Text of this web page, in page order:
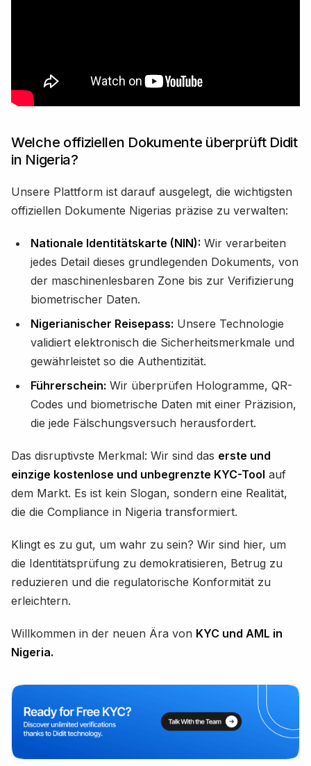
Welche offiziellen Dokumente überprüft Didit
in Nigeria?
Unsere Plattform ist darauf ausgelegt, die wichtigsten
offiziellen Dokumente Nigerias präzise zu verwalten:
Nationale Identitätskarte (NIN): Wir verarbeiten
jedes Detail dieses grundlegenden Dokuments, von
der maschinenlesbaren Zone bis zur Verifizierung
biometrischer Daten.
Nigerianischer Reisepass: Unsere Technologie
validiert elektronisch die Sicherheitsmerkmale und
gewährleistet so die Authentizität.
Führerschein: Wir überprüfen Hologramme, QR-
Codes und biometrische Daten mit einer Präzision,
die jede Fälschungsversuch herausfordert.
Das disruptivste Merkmal: Wir sind das erste und
einzige kostenlose und unbegrenzte KYC-Tool auf
dem Markt. Es ist kein Slogan, sondern eine Realität,
die die Compliance in Nigeria transformiert.
Klingt es zu gut, um wahr zu sein? Wir sind hier, um
die Identitätsprüfung zu demokratisieren, Betrug zu
reduzieren und die regulatorische Konformität zu
erleichtern.
Willkommen in der neuen Ära von KYC und AML in
Nigeria.